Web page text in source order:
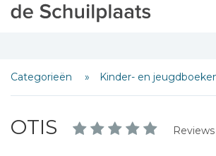
Categorieën Kinder- en
OTIS